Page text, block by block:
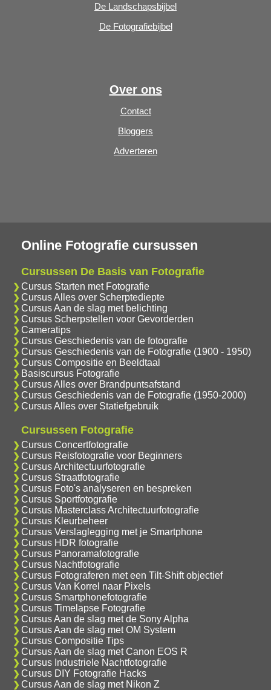
De Landschapsbijbel
De Fotografiebijbel
Over ons
Contact
Bloggers
Adverteren
Online Fotografie cursussen
Cursussen De Basis van Fotografie
Cursus Starten met Fotografie
Cursus Alles over Scherptediepte
Cursus Aan de slag met belichting
Cursus Scherpstellen voor Gevorderden
Cameratips
Cursus Geschiedenis van de fotografie
Cursus Geschiedenis van de Fotografie (1900 - 1950)
Cursus Compositie en Beeldtaal
Basiscursus Fotografie
Cursus Alles over Brandpuntsafstand
Cursus Geschiedenis van de Fotografie (1950-2000)
Cursus Alles over Statiefgebruik
Cursussen Fotografie
Cursus Concertfotografie
Cursus Reisfotografie voor Beginners
Cursus Architectuurfotografie
Cursus Straatfotografie
Cursus Foto's analyseren en bespreken
Cursus Sportfotografie
Cursus Masterclass Architectuurfotografie
Cursus Kleurbeheer
Cursus Verslaglegging met je Smartphone
Cursus HDR fotografie
Cursus Panoramafotografie
Cursus Nachtfotografie
Cursus Fotograferen met een Tilt-Shift objectief
Cursus Van Korrel naar Pixels
Cursus Smartphonefotografie
Cursus Timelapse Fotografie
Cursus Aan de slag met de Sony Alpha
Cursus Aan de slag met OM System
Cursus Compositie Tips
Cursus Aan de slag met Canon EOS R
Cursus Industriele Nachtfotografie
Cursus DIY Fotografie Hacks
Cursus Aan de slag met Nikon Z